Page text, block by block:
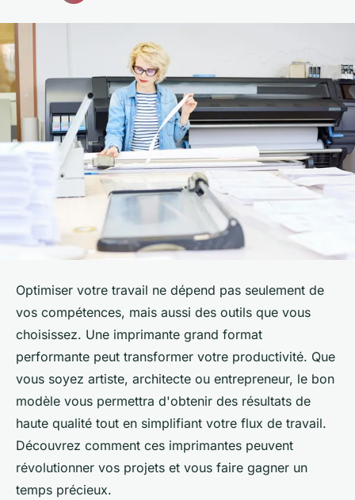
Optimiser votre travail ne dépend pas seulement de
vos compétences, mais aussi des outils que vous
choisissez. Une imprimante grand format
performante peut transformer votre productivité. Que
vous soyez artiste, architecte ou entrepreneur, le bon
modèle vous permettra d'obtenir des résultats de
haute qualité tout en simplifiant votre flux de travail.
Découvrez comment ces imprimantes peuvent
révolutionner vos projets et vous faire gagner un
temps précieux.